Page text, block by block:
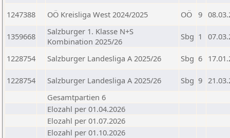
1247388 OÖ Kreisliga West 2024/2025 OÖ 9
1359668
Salzburger 1. Klasse N+S
Kombination 2025/26
Sbg 1
1228754 Salzburger Landesliga A 2025/26 Sbg 6
1228754 Salzburger Landesliga A 2025/26 Sbg 9
Gesamtpartien 6
Elozahl per 01.04.2026
Elozahl per 01.07.2026
Elozahl per 01.10.2026